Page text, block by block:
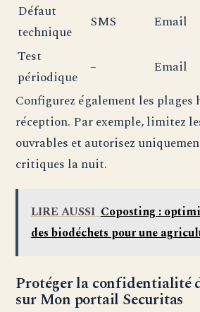
Défaut
technique
SMS Email
Test
périodique
– Email
Configurez également les plages
réception. Par exemple, limitez
ouvrables et autorisez
critiques la nuit.
LIRE AUSSI Coposting :
des biodéchets pour une
Protéger la confidentialité
sur Mon portail Securitas